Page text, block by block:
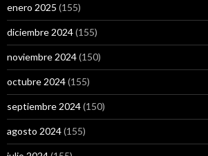
enero 2025 (155)
diciembre 2024(155)
noviembre 2024(150)
octubre 2024(155)
septiembre 2024(150)
agosto 2024(155)